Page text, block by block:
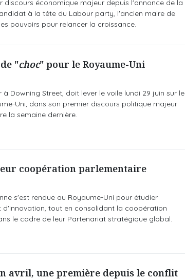
économique majeur depuis l'annonce de la
à la tête du Labour party, l'ancien maire de
pouvoirs pour relancer la croissance.
"choc" pour le Royaume-Uni
Downing Street, doit lever le voile lundi 29 juin sur le
Uni, dans son premier discours politique majeur
la semaine dernière.
coopération parlementaire
s'est rendue au Royaume-Uni pour étudier
tout en consolidant la coopération
le cadre de leur Partenariat stratégique global.
avril, une première depuis le conflit